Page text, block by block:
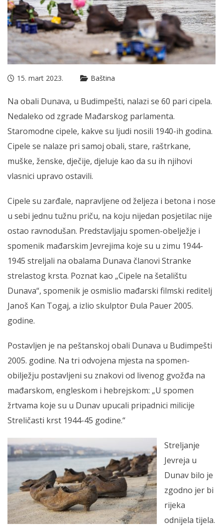
15. mart 2023. Baština
Na obali Dunava, u Budimpešti, nalazi se 60 pari cipela.
Nedaleko od zgrade Mađarskog parlamenta.
Staromodne cipele, kakve su ljudi nosili 1940-ih godina.
Cipele se nalaze pri samoj obali, stare, raštrkane,
muške, ženske, dječije, djeluje kao da su ih njihovi
vlasnici upravo ostavili.
Cipele su zarđale, napravljene od željeza i betona i nose
u sebi jednu tužnu priču, na koju nijedan posjetilac nije
ostao ravnodušan. Predstavljaju spomen-obelježje i
spomenik mađarskim Jevrejima koje su u zimu 1944-
1945 streljali na obalama Dunava članovi Stranke
strelastog krsta. Poznat kao „Cipele na šetalištu
Dunava“, spomenik je osmislio mađarski filmski reditelj
Janoš Kan Togaj, a izlio skulptor Đula Pauer 2005.
godine.
Postavljen je na peštanskoj obali Dunava u Budimpešti
2005. godine. Na tri odvojena mjesta na spomen-
obilježju postavljeni su znakovi od livenog gvožđa na
mađarskom, engleskom i hebrejskom: „U spomen
žrtvama koje su u Dunav upucali pripadnici milicije
Streličasti krst 1944-45 godine.“
Streljanje
Jevreja u
Dunav bilo je
zgodno jer bi
rijeka
odnijela tijela.